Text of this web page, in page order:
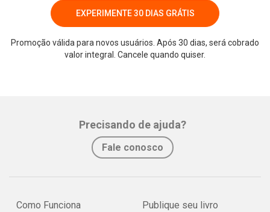
EXPERIMENTE 30 DIAS GRÁTIS
Promoção válida para novos usuários. Após 30 dias, será cobrado
valor integral. Cancele quando quiser.
Precisando de ajuda?
Fale conosco
Como Funciona
Publique seu livro